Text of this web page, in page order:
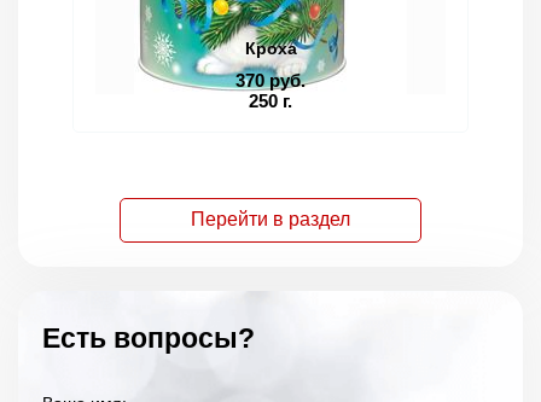
Кроха
370 руб.
250 г.
Перейти в раздел
Есть вопросы?